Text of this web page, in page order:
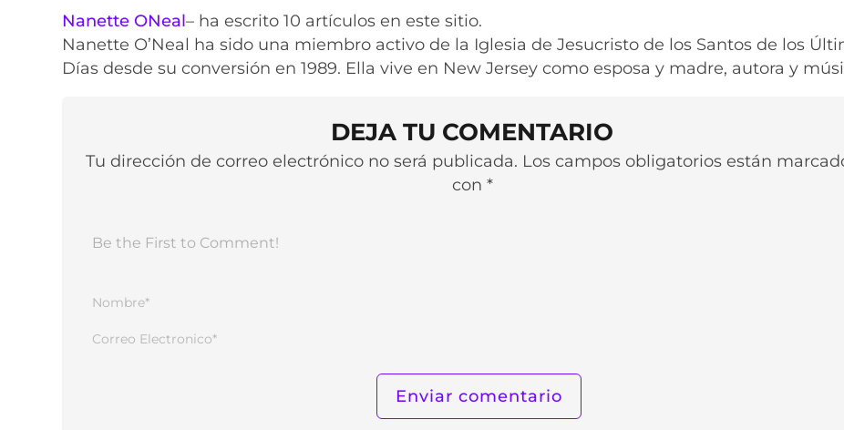
Nanette ONeal– ha escrito 10 artículos en este sitio.
Nanette O’Neal ha sido una miembro activo de la Iglesia de Jesucristo de los Santos de los
Días desde su conversión en 1989. Ella vive en New Jersey como esposa y madre, autora y
DEJA TU COMENTARIO
Tu dirección de correo electrónico no será publicada. Los campos obligatorios están
con *